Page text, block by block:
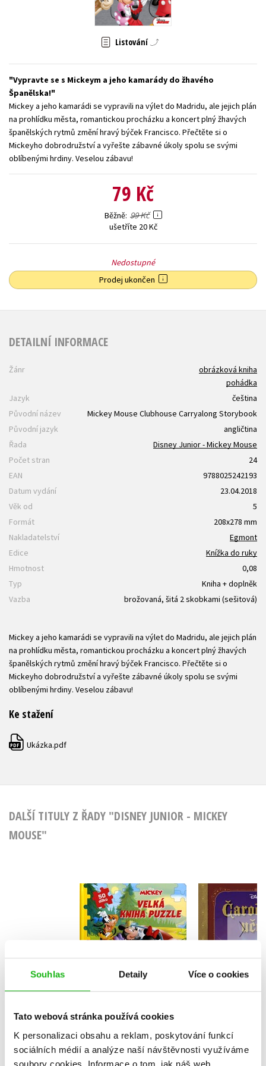
Souhlas Detaily Více o cookies
Tato webová stránka používá cookies
K personalizaci obsahu a reklam, poskytování funkcí
sociálních médií a analýze naší návštěvnosti využíváme
soubory cookies. Informace o tom, jak náš web
Zahraniční literatura
Všechny tituly
Listování
Vypravte se s Mickeym a jeho kamarády do žhavého
Španělska!
Mickey a jeho kamarádi se vypravili na výlet do Madridu, ale jejich plán
na prohlídku města, romantickou procházku a koncert plný žhavých
španělských rytmů změní hravý býček Francisco. Přečtěte si o
Mickeyho dobrodružství a vyřešte zábavné úkoly spolu se svými
oblíbenými hrdiny. Veselou zábavu!
79 Kč
Běžně 99 Kč
ušetříte 20 Kč
Nedostupné
Prodej ukončen
DETAILNÍ INFORMACE
Žánr
obrázková kniha
pohádka
Jazyk
čeština
Původní název
Mickey Mouse Clubhouse Carryalong Storybook
Původní jazyk
angličtina
Řada
Disney Junior - Mickey Mouse
Počet stran
24
EAN
9788025242193
Datum vydání
23.04.2018
Věk od
5
Formát
208x278 mm
Nakladatelství
Egmont
Edice
Knížka do ruky
Hmotnost
0,08
Typ
Kniha + doplněk
Vazba
brožovaná, šitá 2 skobkami (sešitová)
Mickey a jeho kamarádi se vypravili na výlet do Madridu, ale jejich plán
na prohlídku města, romantickou procházku a koncert plný žhavých
španělských rytmů změní hravý býček Francisco. Přečtěte si o
Mickeyho dobrodružství a vyřešte zábavné úkoly spolu se svými
oblíbenými hrdiny. Veselou zábavu!
Ke stažení
PDF Ukázka.pdf
DALŠÍ TITULY Z ŘADY "DISNEY JUNIOR - MICKEY
MOUSE"
Mickey a jeho
přátelé - Velká
kniha puzzle
Kolektiv
Do košíku
349 Kč
279 Kč
Disney -